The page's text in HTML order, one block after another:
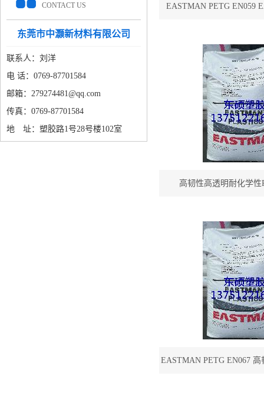
CONTACT US
东莞市中灏新材料有限公司
联系人：刘洋
电 话：0769-87701584
邮箱：279274481@qq.com
传真：0769-87701584
地 址：塑胶路1号28号楼102室
EASTMAN PETG EN059
高韧性高透明耐化学性
EASTMAN PETG EN067